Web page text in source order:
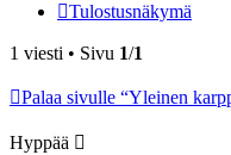
Tulostusnäkymä
1 viesti • Sivu 1/1
Palaa sivulle “Yleinen
Hyppää